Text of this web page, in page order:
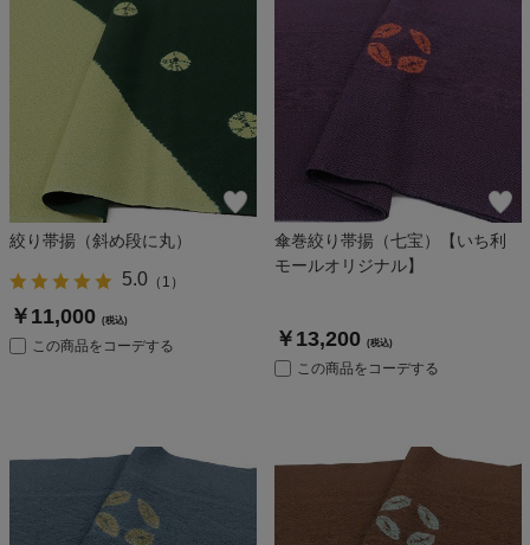
絞り帯揚（斜め段に丸）
5.0（ 1 ）
￥11,000 (税込)
この商品をコーデする
傘巻絞り帯揚（七宝）【いち利
モールオリジナル】
￥13,200 (税込)
この商品をコーデする